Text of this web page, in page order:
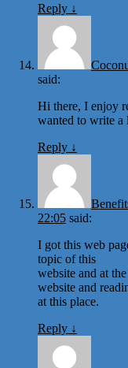
Reply ↓
said:
Hi there, I enjoy
wanted to write a
Reply ↓
22:05 said:
I got this web
topic of this
website and at
website and
at this place.
Reply ↓